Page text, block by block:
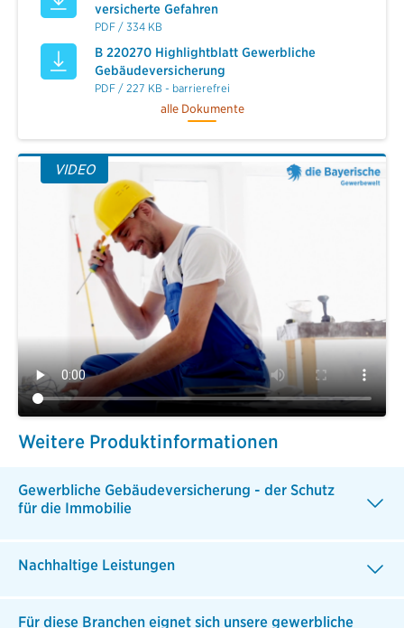
versicherte Gefahren
PDF / 334 KB
B 220270 Highlightblatt Gewerbliche
Gebäudeversicherung
PDF / 227 KB - barrierefrei
alle Dokumente
VIDEO
Weitere Produktinformationen
Gewerbliche Gebäudeversicherung - der Schutz
für die Immobilie
Nachhaltige Leistungen
Für diese Branchen eignet sich unsere gewerbliche